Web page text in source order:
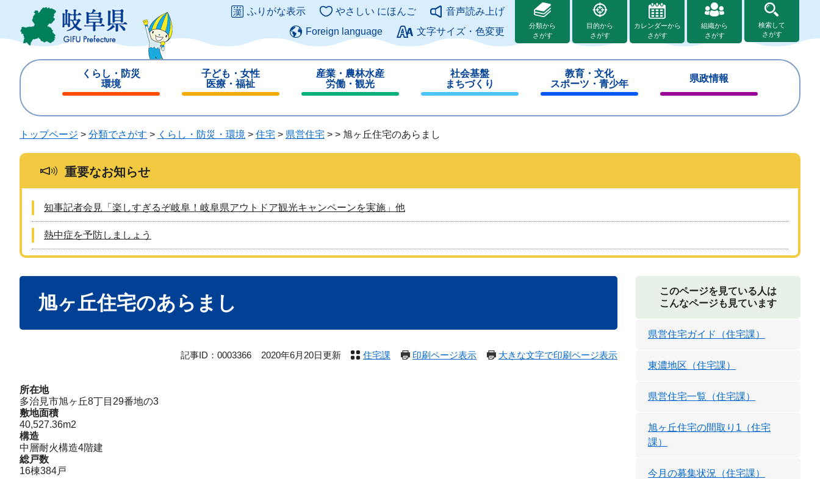
ジ
ュ
このページの本文へ
ふりがな表示 やさしい にほんご
音声読み上げ
Foreign language
文字サイズ・色変更
分類から
さがす
目的から
さがす
カレンダーから
さがす
組織から
さがす
検索して
さがす
くらし・防災
環境
じ
子ども・女性
医療・福祉
じ
産業・農林水産
労働・観光
じ
る
社会基盤
まちづくり
じ
る
教育・文化
スポーツ・青少年
じ
県政情報
じ
トップページ > 分類でさがす > くらし・防災・環境 > 住宅 > 県営住宅 > > 旭ヶ丘住宅のあらまし
重要なお知らせ
知事記者会見「楽しすぎるぞ岐阜！岐阜県アウトドア観光キャンペーンを実施」他
熱中症を予防しましょう
旭ヶ丘住宅のあらまし
記事ID：0003366 2020年6月20日更新 住宅課 印刷ページ表示 大きな文字で印刷ページ表示
所在地
多治見市旭ヶ丘8丁目29番地の3
敷地面積
40,527.36m2
構造
中層耐火構造4階建
総戸数
16棟384戸
このページを見ている人は
こんなページも見ています
県営住宅ガイド（住宅課）
東濃地区（住宅課）
県営住宅一覧（住宅課）
旭ヶ丘住宅の間取り1（住宅
課）
今月の募集状況（住宅課）